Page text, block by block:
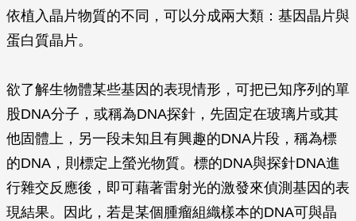
依植入晶片物質的不同，可以分成兩大類：基因晶片與
蛋白質晶片。
欲了解生物體某些基因的表現情形，可把已知序列的單
股DNA分子，或稱為DNA探針，先固定在玻璃片或其
他固體上，另一段未知且有興趣的DNA片段，稱為標
的DNA，則標定上螢光物質。標的DNA與探針DNA進
行雜交反應後，即可藉著雷射光的激發來偵測基因的表
現結果。因此，若是某個腫瘤組織樣本的DNA可與晶